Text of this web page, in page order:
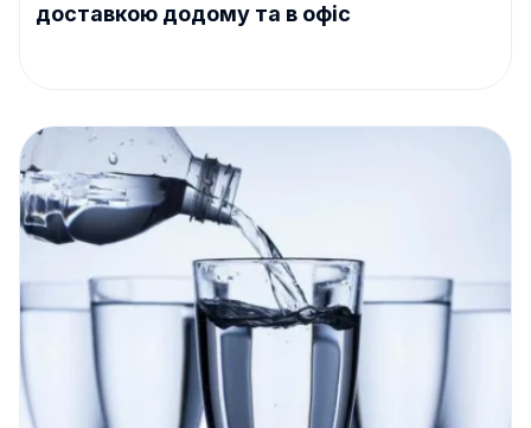
доставкою додому та в офіс